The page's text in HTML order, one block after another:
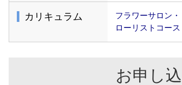
カリキュラム
フラワーサロン
ローリストコー
お申し